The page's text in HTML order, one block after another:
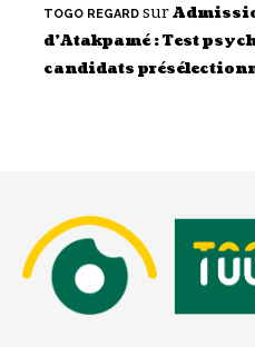
TOGO REGARD sur
d’Atakpamé : Test
candidats